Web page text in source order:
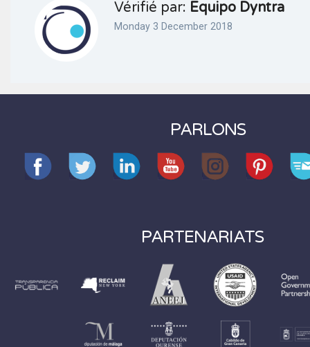
Vérifié par: Equipo Dyntra
Monday 3 December 2018
PARLONS
PARTENARIATS